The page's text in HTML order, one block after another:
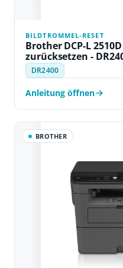
BILDTROMMEL-RESET
Brother DCP-L
zurücksetzen -
DR2400
Anleitung öffnen
BROTHER